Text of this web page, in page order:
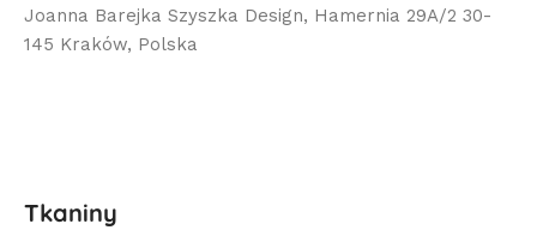
Joanna Barejka Szyszka Design, Hamernia 29A/2 30-
145 Kraków, Polska
Tkaniny